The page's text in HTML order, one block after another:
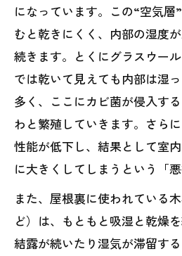
になっています。この“空気層
むと乾きにくく、内部の湿度
続きます。とくにグラスウー
では乾いて見えても内部は湿
多く、ここにカビ菌が侵入す
わと繁殖していきます。さら
性能が低下し、結果として室
に大きくしてしまうという「
また、屋根裏に使われている
ど）は、もともと吸湿と乾燥
結露が続いたり湿気が滞留す